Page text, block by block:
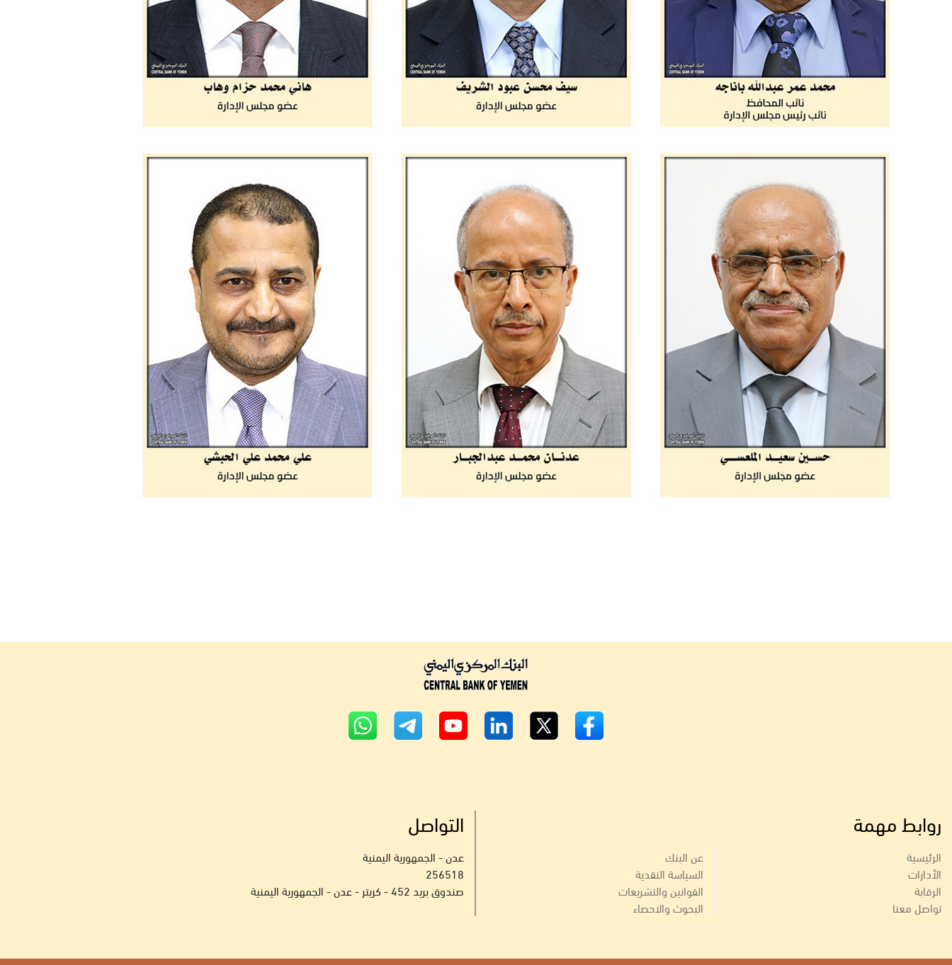
روابط مهمة
الرئيسية
الأدارات
الرقابة
تواصل معنا
عن البنك
السياسة النقدية
القوانين والتشريعات
البحوث والاحصاء
التواصل
عدن - الجمهورية اليمنية
256518
صندوق بريد 452 - كريتر - عدن - الجمهورية اليمنية